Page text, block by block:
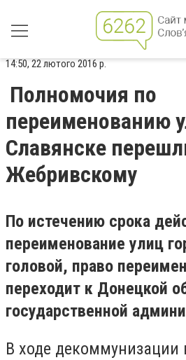
14:50, 22 лютого 2016 р.
Полномочия по
переименованию
Славянске
Жебривскому
По истечению срока
переименование улиц
головой, право
переходит к Донецкой
государственной
В ходе декоммунизации